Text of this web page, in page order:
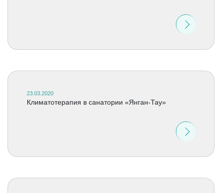
23.03.2020
Климатотерапия в санатории «Янган-Тау»